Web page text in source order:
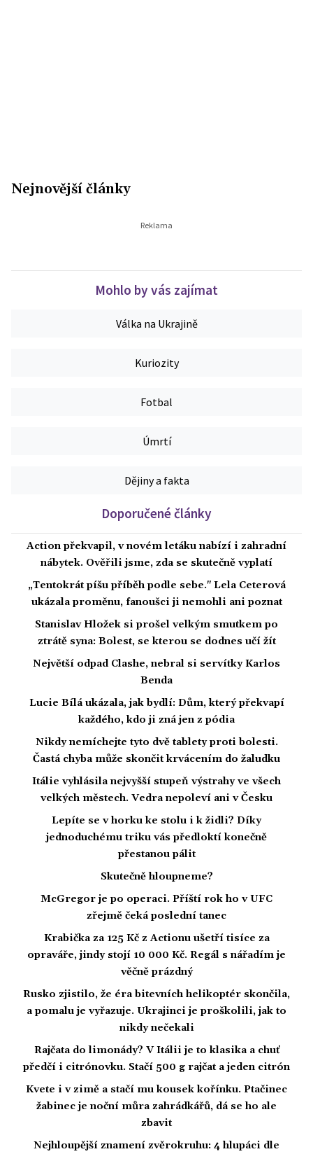
Nejnovější články
Mohlo by vás zajímat
Válka na Ukrajině
Kuriozity
Fotbal
Úmrtí
Dějiny a fakta
Doporučené články
Action překvapil, v novém letáku nabízí i zahradní
nábytek. Ověřili jsme, zda se skutečně vyplatí
„Tentokrát píšu příběh podle sebe." Lela Ceterová
ukázala proměnu, fanoušci ji nemohli ani poznat
Stanislav Hložek si prošel velkým smutkem po
ztrátě syna: Bolest, se kterou se dodnes učí žít
Největší odpad Clashe, nebral si servítky Karlos
Benda
Lucie Bílá ukázala, jak bydlí: Dům, který překvapí
každého, kdo ji zná jen z pódia
Nikdy nemíchejte tyto dvě tablety proti bolesti.
Častá chyba může skončit krvácením do žaludku
Itálie vyhlásila nejvyšší stupeň výstrahy ve všech
velkých městech. Vedra nepoleví ani v Česku
Lepíte se v horku ke stolu i k židli? Díky
jednoduchému triku vás předloktí konečně
přestanou pálit
Skutečně hloupneme?
McGregor je po operaci. Příští rok ho v UFC
zřejmě čeká poslední tanec
Krabička za 125 Kč z Actionu ušetří tisíce za
opraváře, jindy stojí 10 000 Kč. Regál s nářadím je
věčně prázdný
Rusko zjistilo, že éra bitevních helikoptér skončila,
a pomalu je vyřazuje. Ukrajinci je proškolili, jak to
nikdy nečekali
Rajčata do limonády? V Itálii je to klasika a chuť
předčí i citrónovku. Stačí 500 g rajčat a jeden citrón
Kvete i v zimě a stačí mu kousek kořínku. Ptačinec
žabinec je noční můra zahrádkářů, dá se ho ale
zbavit
Nejhloupější znamení zvěrokruhu: 4 hlupáci dle